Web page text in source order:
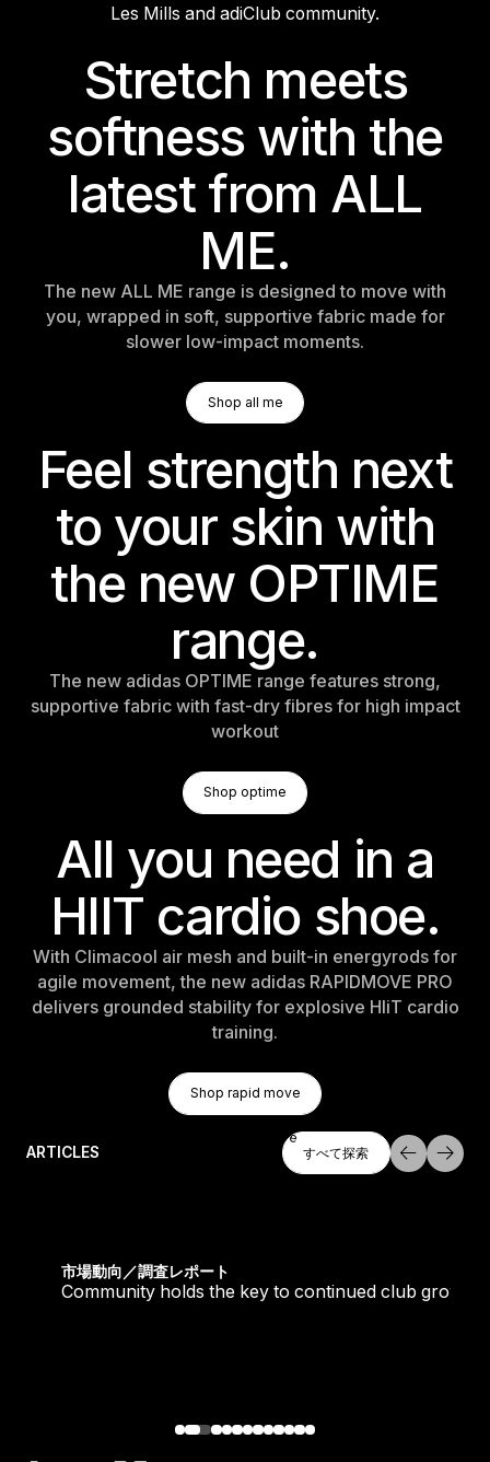
Les Mills and adiClub community.
Stretch meets
softness with the
latest from ALL
ME.
The new ALL ME range is designed to move with
you, wrapped in soft, supportive fabric made for
slower low-impact moments.
Shop All Me
Shop all me
Feel strength next
to your skin with
the new OPTIME
range.
The new adidas OPTIME range features strong,
supportive fabric with fast-dry fibres for high impact
workout
Shop Optime
Shop optime
All you need in a
HIIT cardio shoe.
With Climacool air mesh and built-in energyrods for
agile movement, the new adidas RAPIDMOVE PRO
delivers grounded stability for explosive HIiT cardio
training.
Shop Rapid Move
Shop rapid move
Shop rapid move
ARTICLES
すべて探索
すべて探索
市場動向／調査レポート
Community holds the key to continued club growth